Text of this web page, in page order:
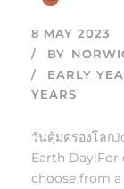
8 MAY 2023
BY
EARLY
YEARS
วันคุ้มครองโลก
Earth Day!For
choose from